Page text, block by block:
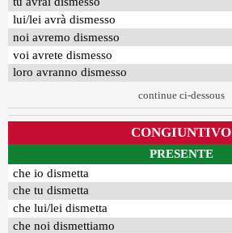
lui/lei avrà dismesso
noi avremo dismesso
voi avrete dismesso
loro avranno dismesso
continue ci-dessous
CONGIUNTIVO
PRESENTE
che io dismetta
che tu dismetta
che lui/lei dismetta
che noi dismettiamo